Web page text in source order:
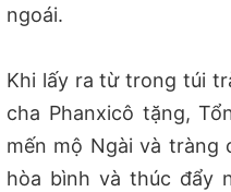
ngoái.
Khi lấy ra từ trong túi
cha Phanxicô tặng,
mến mộ Ngài và tràng
hòa bình và thúc đẩy